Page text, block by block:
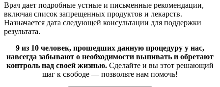
Врач дает подробные устные и письменные рекомендации,
включая список запрещенных продуктов и лекарств.
Назначается дата следующей консультации для поддержки
результата.
9 из 10 человек, прошедших данную процедуру у нас,
навсегда забывают о необходимости выпивать и обретают
контроль над своей жизнью. Сделайте и вы этот решающий
шаг к свободе — позвольте нам помочь!